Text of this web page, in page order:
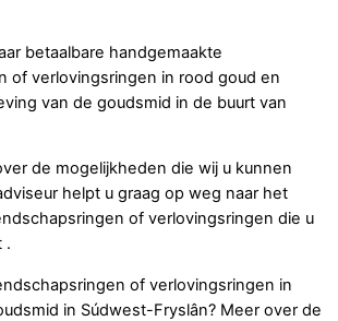
betaalbare handgemaakte
of verlovingsringen in rood goud en
van de goudsmid in de buurt van
de mogelijkheden die wij u kunnen
helpt u graag op weg naar het
of verlovingsringen die u
.
of verlovingsringen in
in Súdwest-Fryslân? Meer over de